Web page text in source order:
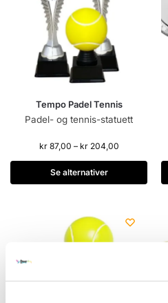
Tempo Padel Tennis
Padel- og tennis-statuett
kr87,00 – kr204,00
Se alternativer